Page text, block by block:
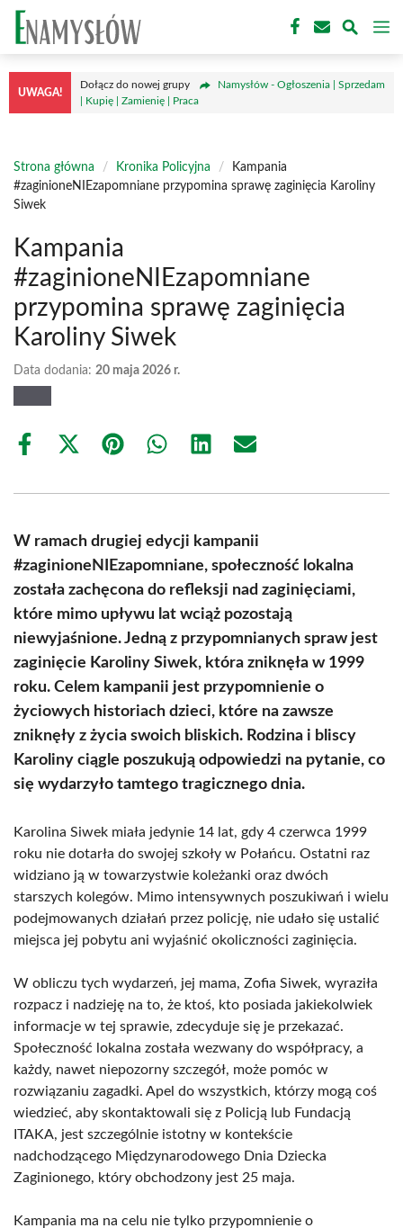
Przejdź
treści
UWAGA!
Dołącz do nowej grupy
Namysłów - Ogłoszenia | Sprzedam
| Kupię | Zamienię | Praca
Strona główna / Kronika Policyjna /
Kampania
#zaginioneNIEzapomniane przypomina sprawę zaginięcia Karoliny
Siwek
Kampania
#zaginioneNIEzapomniane
przypomina sprawę zaginięcia
Karoliny Siwek
Data dodania: 20 maja 2026 r.
Share
Share
(Twitter)
Share Share Share Share
W ramach drugiej edycji kampanii
#zaginioneNIEzapomniane, społeczność lokalna
została zachęcona do refleksji nad zaginięciami,
które mimo upływu lat wciąż pozostają
niewyjaśnione. Jedną z przypomnianych spraw jest
zaginięcie Karoliny Siwek, która zniknęła w 1999
roku. Celem kampanii jest przypomnienie o
życiowych historiach dzieci, które na zawsze
zniknęły z życia swoich bliskich. Rodzina i bliscy
Karoliny ciągle poszukują odpowiedzi na pytanie, co
się wydarzyło tamtego tragicznego dnia.
Karolina Siwek miała jedynie 14 lat, gdy 4 czerwca 1999
roku nie dotarła do swojej szkoły w Połańcu. Ostatni raz
widziano ją w towarzystwie koleżanki oraz dwóch
starszych kolegów. Mimo intensywnych poszukiwań i wielu
podejmowanych działań przez policję, nie udało się ustalić
miejsca jej pobytu ani wyjaśnić okoliczności zaginięcia.
W obliczu tych wydarzeń, jej mama, Zofia Siwek, wyraziła
rozpacz i nadzieję na to, że ktoś, kto posiada jakiekolwiek
informacje w tej sprawie, zdecyduje się je przekazać.
Społeczność lokalna została wezwany do współpracy, a
każdy, nawet niepozorny szczegół, może pomóc w
rozwiązaniu zagadki. Apel do wszystkich, którzy mogą coś
wiedzieć, aby skontaktowali się z Policją lub Fundacją
ITAKA, jest szczególnie istotny w kontekście
nadchodzącego Międzynarodowego Dnia Dziecka
Zaginionego, który obchodzony jest 25 maja.
Kampania ma na celu nie tylko przypomnienie o